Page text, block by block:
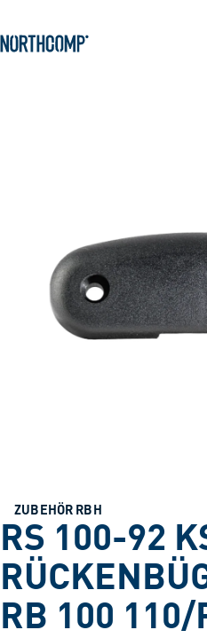
Zur Navigation springen
ZUBEHÖR RBH
RS 100-92
RB 100 110/